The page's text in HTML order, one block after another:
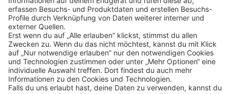
Klickehier, um alle offenen Jobs zu sehen.
Impressum Datenschutz
Privatsphäre-Einstellungen
FAQ
Veranstaltungen